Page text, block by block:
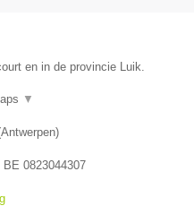
en in de provincie Luik.
▼
Antwerpen)
BE 0823044307